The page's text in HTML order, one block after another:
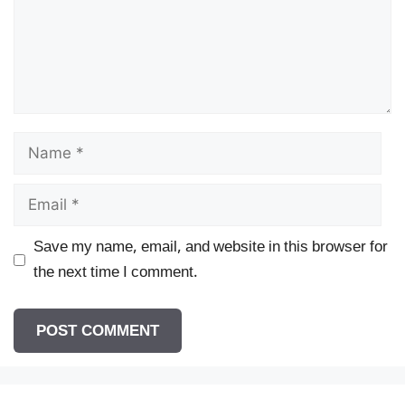
Name
Email
Save my name, email, and website in this browser for
the next time I comment.